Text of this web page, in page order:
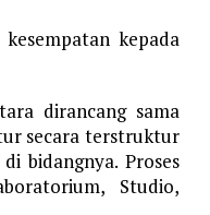
kepada
dirancang sama
secara terstruktur
bidangnya. Proses
Studio,